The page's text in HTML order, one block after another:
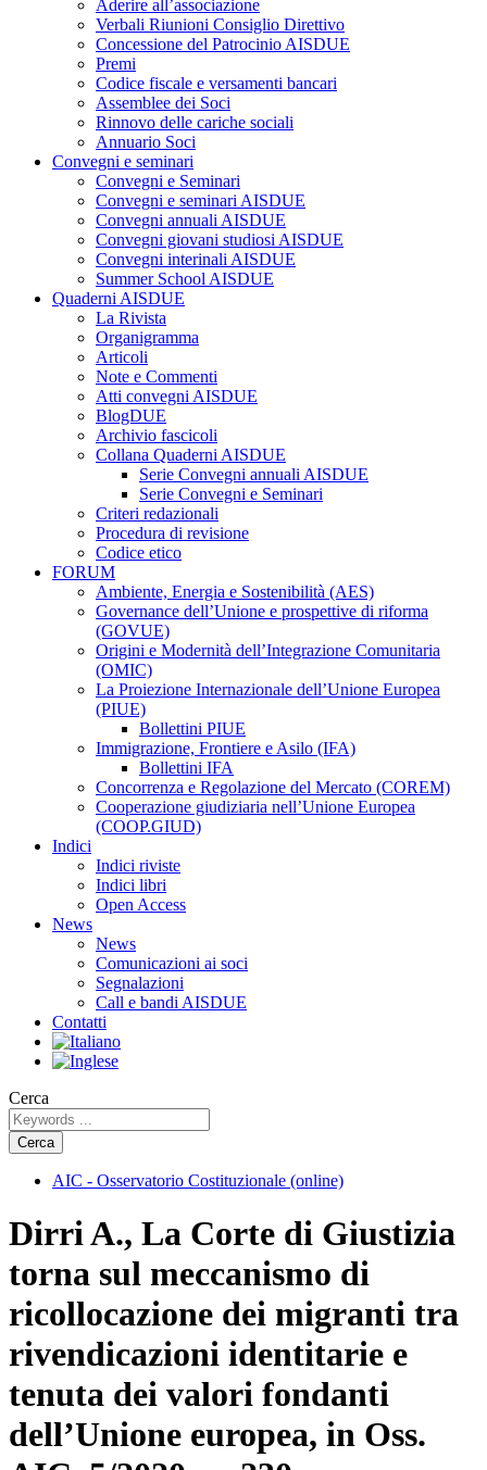
Aderire all’associazione
Verbali Riunioni Consiglio Direttivo
Concessione del Patrocinio AISDUE
Premi
Codice fiscale e versamenti bancari
Assemblee dei Soci
Rinnovo delle cariche sociali
Annuario Soci
Convegni e seminari
Convegni e Seminari
Convegni e seminari AISDUE
Convegni annuali AISDUE
Convegni giovani studiosi AISDUE
Convegni interinali AISDUE
Summer School AISDUE
Quaderni AISDUE
La Rivista
Organigramma
Articoli
Note e Commenti
Atti convegni AISDUE
BlogDUE
Archivio fascicoli
Collana Quaderni AISDUE
Serie Convegni annuali AISDUE
Serie Convegni e Seminari
Criteri redazionali
Procedura di revisione
Codice etico
FORUM
Ambiente, Energia e Sostenibilità (AES)
Governance dell’Unione e prospettive di riforma
(GOVUE)
Origini e Modernità dell’Integrazione Comunitaria
(OMIC)
La Proiezione Internazionale dell’Unione Europea
(PIUE)
Bollettini PIUE
Immigrazione, Frontiere e Asilo (IFA)
Bollettini IFA
Concorrenza e Regolazione del Mercato (COREM)
Cooperazione giudiziaria nell’Unione Europea
(COOP.GIUD)
Indici
Indici riviste
Indici libri
Open Access
News
News
Comunicazioni ai soci
Segnalazioni
Call e bandi AISDUE
Contatti
Cerca
Cerca
AIC - Osservatorio Costituzionale (online)
Dirri A., La Corte di Giustizia
torna sul meccanismo di
ricollocazione dei migranti tra
rivendicazioni identitarie e
tenuta dei valori fondanti
dell’Unione europea, in Oss.